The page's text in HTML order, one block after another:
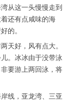
从这一头慢慢走到
还有点咸味的海
的。
天好，风有点大。
。冰冰由于没带泳
要游上两回泳，将
线，亚龙湾、三亚